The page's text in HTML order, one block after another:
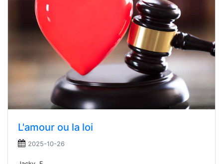
L'amour ou la loi
2025-10-26